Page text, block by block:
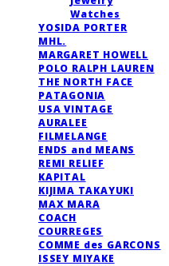
Watches
YOSIDA PORTER
MHL.
MARGARET HOWELL
POLO RALPH LAUREN
THE NORTH FACE
PATAGONIA
USA VINTAGE
AURALEE
FILMELANGE
ENDS and MEANS
REMI RELIEF
KAPITAL
KIJIMA TAKAYUKI
MAX MARA
COACH
COURREGES
COMME des GARCONS
ISSEY MIYAKE